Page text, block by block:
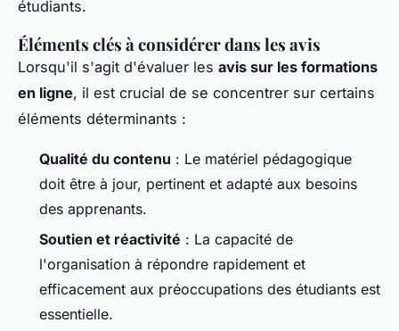
étudiants.
Éléments clés à considérer dans les avis
Lorsqu'il s'agit d'évaluer les avis sur les formations
en ligne, il est crucial de se concentrer sur certains
éléments déterminants :
Qualité du contenu : Le matériel pédagogique
doit être à jour, pertinent et adapté aux besoins
des apprenants.
Soutien et réactivité : La capacité de
l'organisation à répondre rapidement et
efficacement aux préoccupations des étudiants est
essentielle.